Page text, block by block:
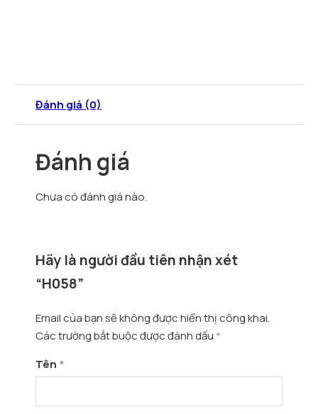
Đánh giá (0)
Đánh giá
Chưa có đánh giá nào.
Hãy là người đầu tiên nhận xét
“H058”
Email của bạn sẽ không được hiển thị công khai.
Các trường bắt buộc được đánh dấu *
Tên *